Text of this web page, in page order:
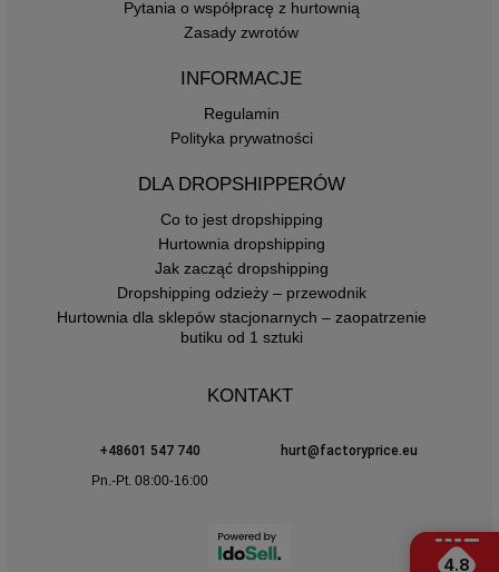
Pytania o współpracę z hurtownią
Zasady zwrotów
INFORMACJE
Regulamin
Polityka prywatności
DLA DROPSHIPPERÓW
Co to jest dropshipping
Hurtownia dropshipping
Jak zacząć dropshipping
Dropshipping odzieży – przewodnik
Hurtownia dla sklepów stacjonarnych – zaopatrzenie
butiku od 1 sztuki
KONTAKT
+48601 547 740
hurt@factoryprice.eu
Pn.-Pt. 08:00-16:00
4.8